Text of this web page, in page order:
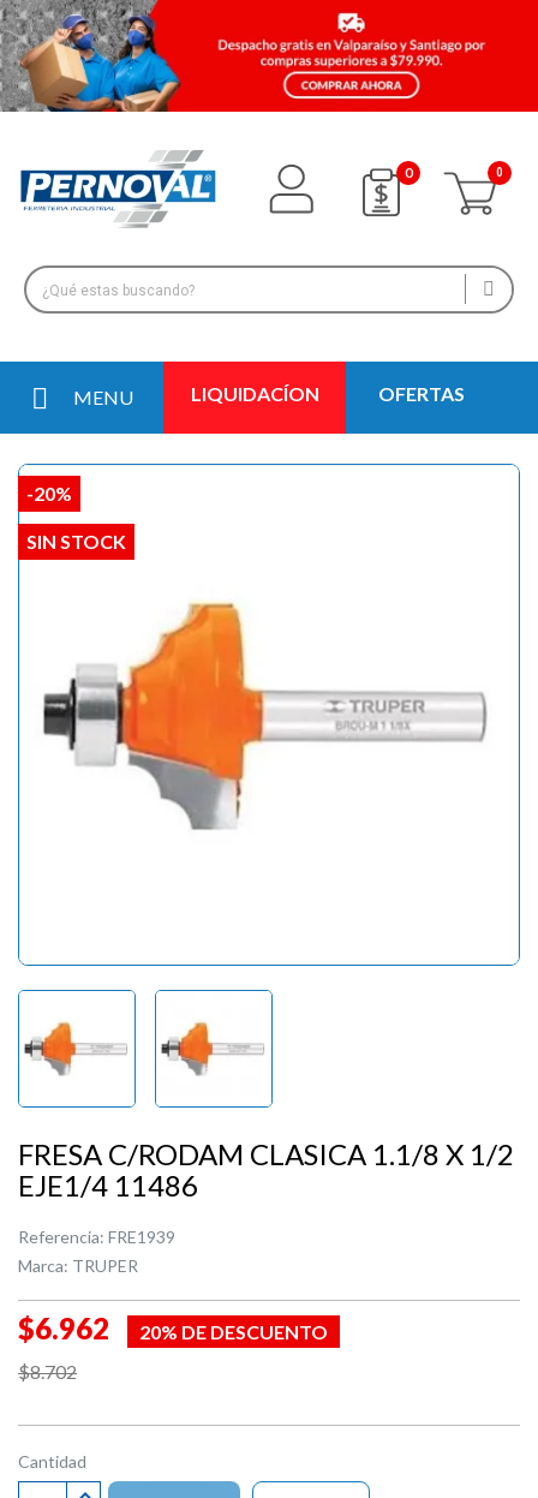
0
MENU LIQUIDACÍON OFERTAS
-20%
SIN STOCK
FRESA C/RODAM CLASICA 1.1/8 X 1/2
EJE1/4 11486
Referencia: FRE1939
Marca: TRUPER
$6.962
20% DE DESCUENTO
$8.702
Cantidad